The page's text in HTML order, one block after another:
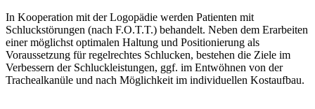
In Kooperation mit der Logopädie werden Patienten mit
Schluckstörungen (nach F.O.T.T.) behandelt. Neben dem Erarbeiten
einer möglichst optimalen Haltung und Positionierung als
Voraussetzung für regelrechtes Schlucken, bestehen die Ziele im
Verbessern der Schluckleistungen, ggf. im Entwöhnen von der
Trachealkanüle und nach Möglichkeit im individuellen Kostaufbau.